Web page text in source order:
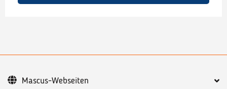
Mascus-Webseiten